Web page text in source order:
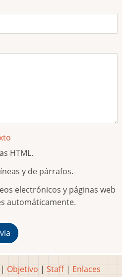
HTML.
y de párrafos.
electrónicos y páginas web
automáticamente.
| Objetivo | Staff| Enlaces